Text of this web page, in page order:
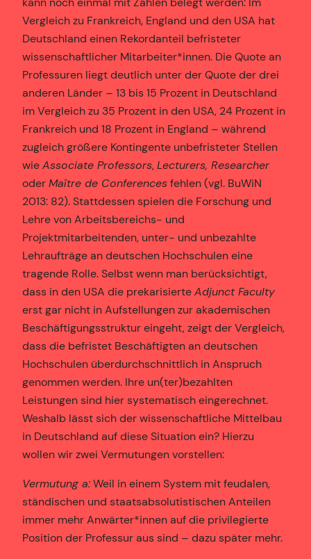
Vergleich zu Frankreich, England und den USA hat
Deutschland einen Rekordanteil befristeter
wissenschaftlicher Mitarbeiter*innen. Die Quote an
Professuren liegt deutlich unter der Quote der drei
anderen Länder – 13 bis 15 Prozent in Deutschland
im Vergleich zu 35 Prozent in den USA, 24 Prozent in
Frankreich und 18 Prozent in England – während
zugleich größere Kontingente unbefristeter Stellen
wieAssociate Professors,Lecturers, Researcher
oderMaître de Conferencesfehlen (vgl. BuWiN
2013: 82). Stattdessen spielen die Forschung und
Lehre von Arbeitsbereichs- und
Projektmitarbeitenden, unter- und unbezahlte
Lehraufträge an deutschen Hochschulen eine
tragende Rolle. Selbst wenn man berücksichtigt,
dass in den USA die prekarisierteAdjunct Faculty
erst gar nicht in Aufstellungen zur akademischen
Beschäftigungsstruktur eingeht, zeigt der Vergleich,
dass die befristet Beschäftigten an deutschen
Hochschulen überdurchschnittlich in Anspruch
genommen werden. Ihre un(ter)bezahlten
Leistungen sind hier systematisch eingerechnet.
Weshalb lässt sich der wissenschaftliche Mittelbau
in Deutschland auf diese Situation ein? Hierzu
wollen wir zwei Vermutungen vorstellen:
Vermutung a:Weil in einem System mit feudalen,
ständischen und staatsabsolutistischen Anteilen
immer mehr Anwärter*innen auf die privilegierte
Position der Professur aus sind – dazu später mehr.